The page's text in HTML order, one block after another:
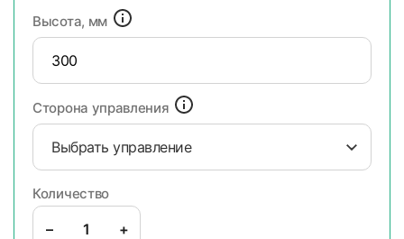
Высота, мм
Сторона управления
Выбрать управление
Количество
– +